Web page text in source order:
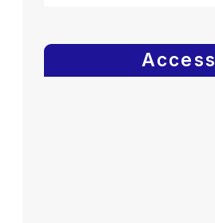
Access